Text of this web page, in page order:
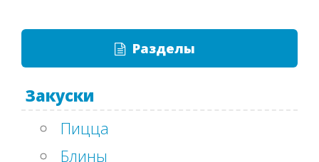
Разделы
Закуски
Пицца
Блины